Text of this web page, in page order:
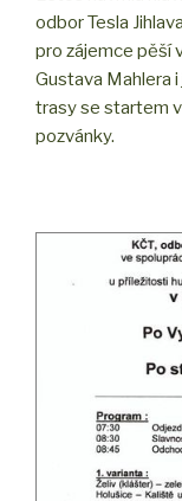
odbor Tesla
pro zájemce pěší
Gustava Mahlera
trasy se startem
pozvánky.